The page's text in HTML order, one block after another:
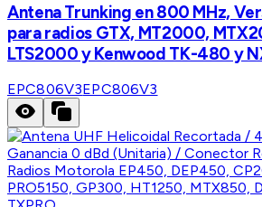
Antena Trunking en 800 MHz,
para radios GTX, MT2000,
LTS2000 y Kenwood TK-480 y
EPC806V3EPC806V3